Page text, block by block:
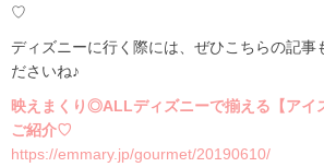
♡
ディズニーに行く際には、ぜひこちらの記事
ださいね♪
映えまくり◎ALLディズニーで揃える【アイ
ご紹介♡
https://emmary.jp/gourmet/20190610/